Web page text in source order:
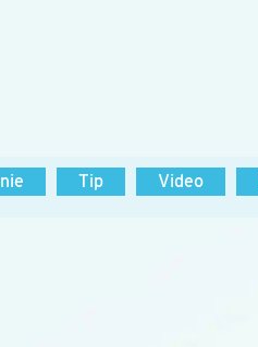
Tip Video